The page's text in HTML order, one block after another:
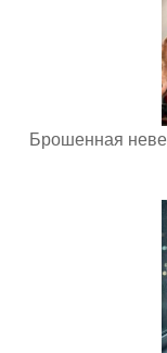
Брошенная